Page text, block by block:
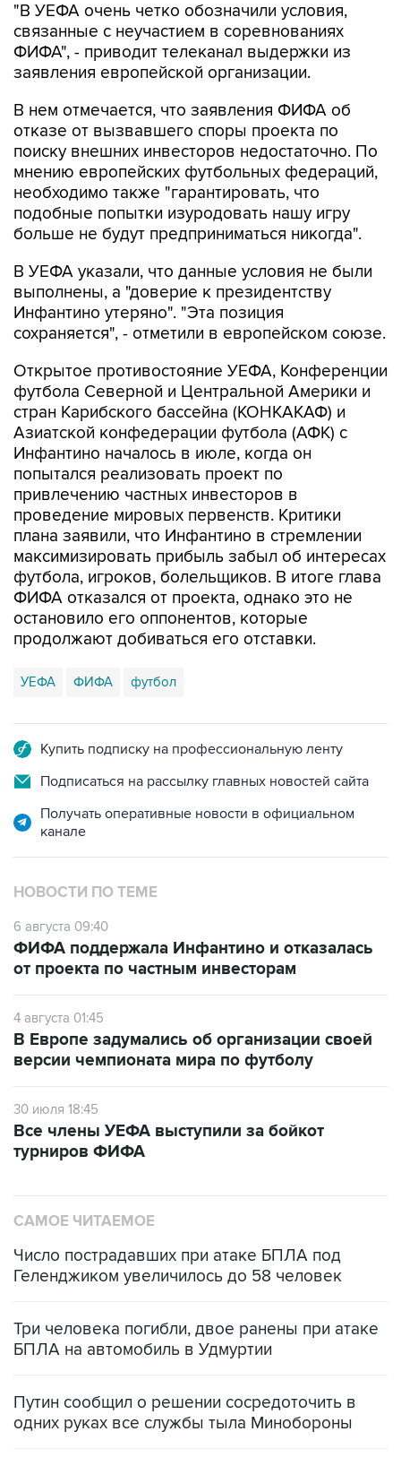
"В УЕФА очень четко обозначили условия,
связанные с неучастием в соревнованиях
ФИФА", - приводит телеканал выдержки из
заявления европейской организации.
В нем отмечается, что заявления ФИФА об
отказе от вызвавшего споры проекта по
поиску внешних инвесторов недостаточно. По
мнению европейских футбольных федераций,
необходимо также "гарантировать, что
подобные попытки изуродовать нашу игру
больше не будут предприниматься никогда".
В УЕФА указали, что данные условия не были
выполнены, а "доверие к президентству
Инфантино утеряно". "Эта позиция
сохраняется", - отметили в европейском союзе.
Открытое противостояние УЕФА, Конференции
футбола Северной и Центральной Америки и
стран Карибского бассейна (КОНКАКАФ) и
Азиатской конфедерации футбола (АФК) с
Инфантино началось в июле, когда он
попытался реализовать проект по
привлечению частных инвесторов в
проведение мировых первенств. Критики
плана заявили, что Инфантино в стремлении
максимизировать прибыль забыл об интересах
футбола, игроков, болельщиков. В итоге глава
ФИФА отказался от проекта, однако это не
остановило его оппонентов, которые
продолжают добиваться его отставки.
УЕФА ФИФА футбол
Купить подписку на профессиональную ленту
Подписаться на рассылку главных новостей сайта
Получать оперативные новости в официальном
канале
НОВОСТИ ПО ТЕМЕ
6 августа 09:40
ФИФА поддержала Инфантино и отказалась
от проекта по частным инвесторам
4 августа 01:45
В Европе задумались об организации своей
версии чемпионата мира по футболу
30 июля 18:45
Все члены УЕФА выступили за бойкот
турниров ФИФА
САМОЕ ЧИТАЕМОЕ
Число пострадавших при атаке БПЛА под
Геленджиком увеличилось до 58 человек
Три человека погибли, двое ранены при атаке
БПЛА на автомобиль в Удмуртии
Путин сообщил о решении сосредоточить в
одних руках все службы тыла Минобороны